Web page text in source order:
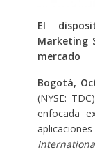
El
Marketing
mercado
Bogotá,
(NYSE:
enfocada